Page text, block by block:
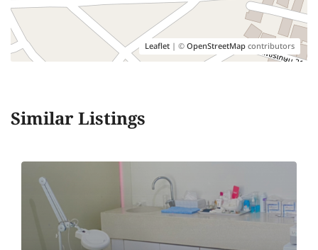
Leaflet | ©OpenStreetMapcontributors
Similar Listings